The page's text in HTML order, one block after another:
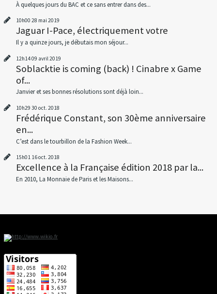
À quelques jours du BAC et ce sans entrer dans des...
10h00 28 mai 2019
Jaguar I-Pace, électriquement votre
Il y a quinze jours, je débutais mon séjour...
12h1409 avril 2019
Soblacktie is coming (back) ! Cinabre x Game
of...
Janvier et ses bonnes résolutions sont déjà loin...
10h29 30 oct. 2018
Frédérique Constant, son 30ème anniversaire
en...
C’est dans le tourbillon de la Fashion Week...
15h01 16oct. 2018
Excellence à la Française édition 2018 par la...
En 2010, La Monnaie de Paris et les Maisons...